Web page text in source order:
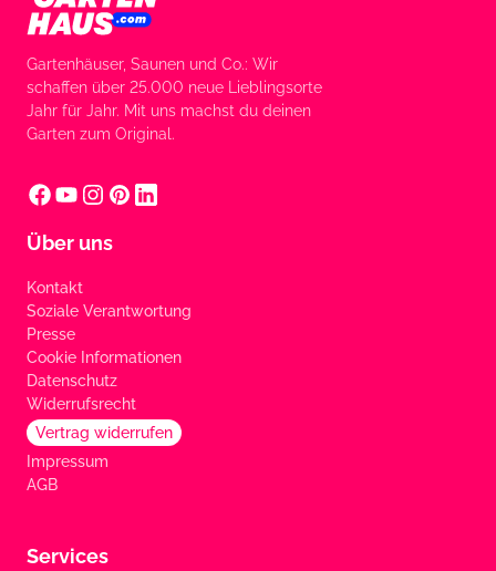
Gartenhäuser, Saunen und Co.: Wir
schaffen über 25.000 neue Lieblingsorte
Jahr für Jahr. Mit uns machst du deinen
Garten zum Original.
Über uns
Kontakt
Soziale Verantwortung
Presse
Cookie Informationen
Datenschutz
Widerrufsrecht
Vertrag widerrufen
Impressum
AGB
Services